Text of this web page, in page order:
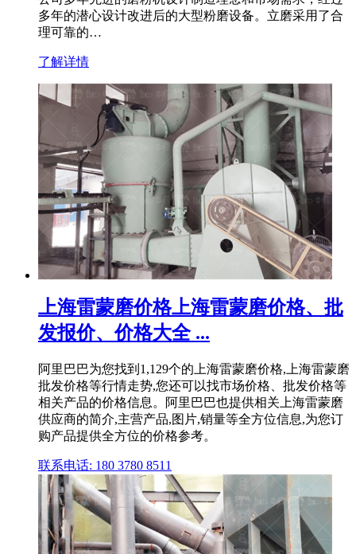
多年的潜心设计改进后的大型粉磨设备。立磨采用了合
理可靠的…
了解详情
上海雷蒙磨价格上海雷蒙磨价格、批
发报价、价格大全 ...
阿里巴巴为您找到1,129个的上海雷蒙磨价格,上海雷蒙磨
批发价格等行情走势,您还可以找市场价格、批发价格等
相关产品的价格信息。阿里巴巴也提供相关上海雷蒙磨
供应商的简介,主营产品,图片,销量等全方位信息,为您订
购产品提供全方位的价格参考。
联系电话: 180 3780 8511